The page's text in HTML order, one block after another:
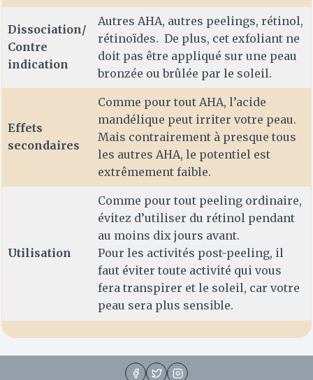
Dissociation/
Contre
indication
Autres AHA, autres peelings, rétinol,
rétinoïdes. De plus, cet exfoliant ne
doit pas être appliqué sur une peau
bronzée ou brûlée par le soleil.
Effets
secondaires
Comme pour tout AHA, l’acide
mandélique peut irriter votre peau.
Mais contrairement à presque tous
les autres AHA, le potentiel est
extrêmement faible.
Utilisation
Comme pour tout peeling ordinaire,
évitez d’utiliser du rétinol pendant
au moins dix jours avant.
Pour les activités post-peeling, il
faut éviter toute activité qui vous
fera transpirer et le soleil, car votre
peau sera plus sensible.